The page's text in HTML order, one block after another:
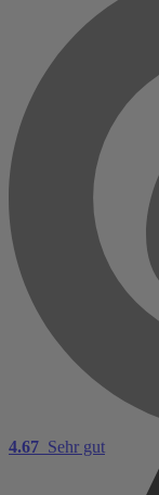
4.67 Sehr gut